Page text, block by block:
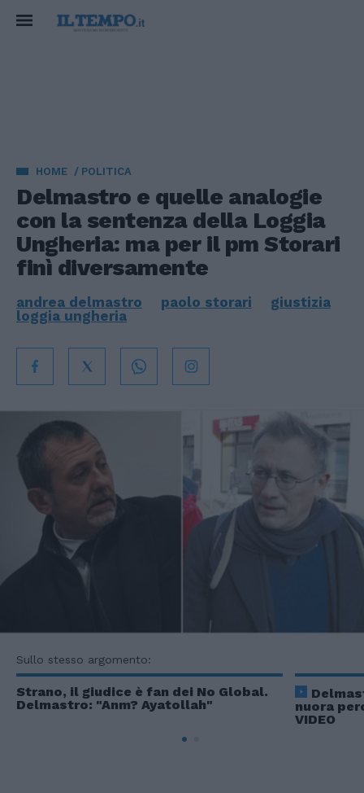
HOME POLITICA
Delmastro e quelle analogie
con la sentenza della Loggia
Ungheria: ma per il pm Storari
finì diversamente
andrea delmastro paolo storari
giustizia
loggia ungheria
Sullo stesso argomento:
Strano, il giudice è fan dei No Global.
Delmastro: "Anm? Ayatollah"
nuora
VIDEO